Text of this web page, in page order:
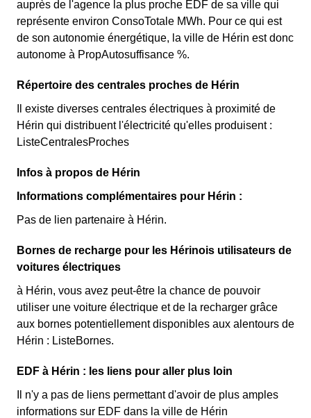
auprès de l'agence la plus proche EDF de sa ville qui
représente environ ConsoTotale MWh. Pour ce qui est
de son autonomie énergétique, la ville de Hérin est donc
autonome à PropAutosuffisance %.
Répertoire des centrales proches de Hérin
Il existe diverses centrales électriques à proximité de
Hérin qui distribuent l'électricité qu'elles produisent :
ListeCentralesProches
Infos à propos de Hérin
Informations complémentaires pour Hérin :
Pas de lien partenaire à Hérin.
Bornes de recharge pour les Hérinois utilisateurs de
voitures électriques
à Hérin, vous avez peut-être la chance de pouvoir
utiliser une voiture électrique et de la recharger grâce
aux bornes potentiellement disponibles aux alentours de
Hérin : ListeBornes.
EDF à Hérin : les liens pour aller plus loin
Il n'y a pas de liens permettant d'avoir de plus amples
informations sur EDF dans la ville de Hérin